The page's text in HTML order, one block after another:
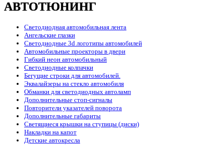
АВТОТЮНИНГ
Светодиодная автомобильная лента
Ангельские глазки
Светодиодные 3d логотипы автомобилей
Автомобильные проекторы в двери
Гибкий неон автомобильный
Светодиодные колпачки
Бегущие строки для автомобилей.
Эквалайзеры на стекло автомобиля
Обманки для светодиодных автоламп
Дополнительные стоп-сигналы
Повторители указателей поворота
Дополнительные габариты
Светящиеся крышки на ступицы (диски)
Накладки на капот
Детские автокресла